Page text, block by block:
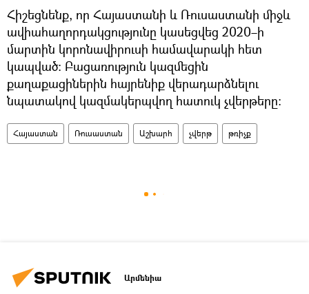
Հիշեցնենք, որ Հայաստանի և Ռուսաստանի միջև
ավիահաղորդակցությունը կասեցվեց 2020–ի
մարտին կորոնավիրուսի համավարակի հետ
կապված։ Բացառություն կազմեցին
քաղաքացիներին հայրենիք վերադարձնելու
նպատակով կազմակերպվող հատուկ չվերթերը։
Հայաստան Ռուսաստան Աշխարհ չվերթ թռիչք
Արմենիա